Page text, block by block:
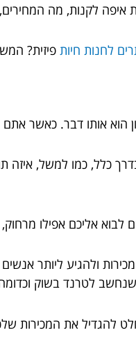
איפה לקנות, מה
לחנות חיות פיזית?
הוא אותו דבר. כאשר
כמו למשל, איזה
אליכם אפילו
ולהגיע ליותר
לטרנד בשוק
להגדיל את